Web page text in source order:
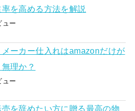
を高める方法を解説
ュー
メーカー仕入れはamazonだけが
理か？
ュー
を辞めたい方に贈る最高の物